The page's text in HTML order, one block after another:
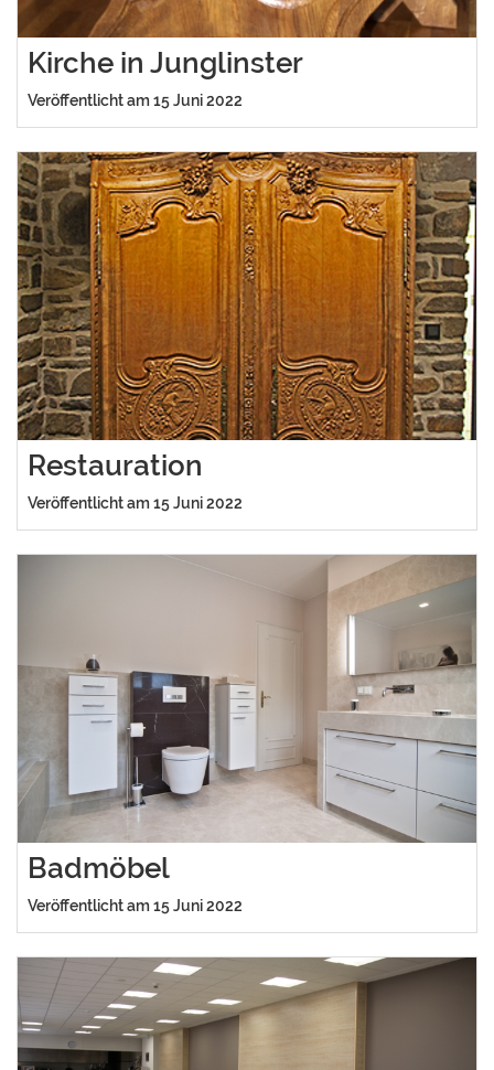
Kirche in Junglinster
Veröffentlicht am 15 Juni 2022
Restauration
Veröffentlicht am 15 Juni 2022
Badmöbel
Veröffentlicht am 15 Juni 2022